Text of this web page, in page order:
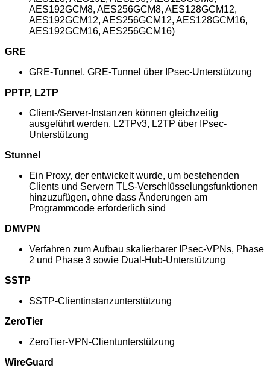
AES192GCM8, AES256GCM8, AES128GCM12,
AES192GCM12, AES256GCM12, AES128GCM16,
AES192GCM16, AES256GCM16)
GRE
GRE-Tunnel, GRE-Tunnel über IPsec-Unterstützung
PPTP, L2TP
Client-/Server-Instanzen können gleichzeitig
ausgeführt werden, L2TPv3, L2TP über IPsec-
Unterstützung
Stunnel
Ein Proxy, der entwickelt wurde, um bestehenden
Clients und Servern TLS-Verschlüsselungsfunktionen
hinzuzufügen, ohne dass Änderungen am
Programmcode erforderlich sind
DMVPN
Verfahren zum Aufbau skalierbarer IPsec-VPNs, Phase
2 und Phase 3 sowie Dual-Hub-Unterstützung
SSTP
SSTP-Clientinstanzunterstützung
ZeroTier
ZeroTier-VPN-Clientunterstützung
WireGuard